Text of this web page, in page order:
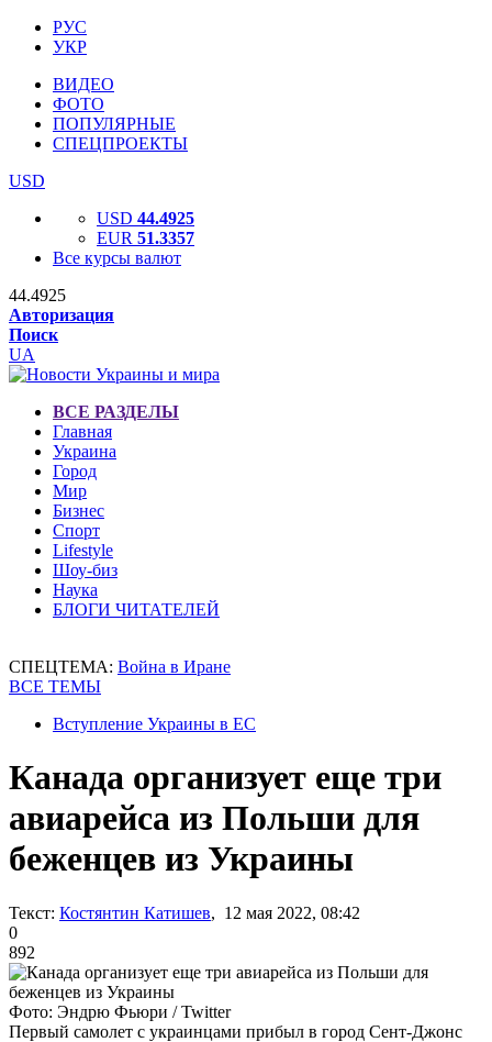
РУС
УКР
ВИДЕО
ФОТО
ПОПУЛЯРНЫЕ
СПЕЦПРОЕКТЫ
USD
USD 44.4925
EUR 51.3357
Все курсы валют
44.4925
Авторизация
Поиск
UA
ВСЕ РАЗДЕЛЫ
Главная
Украина
Город
Мир
Бизнес
Спорт
Lifestyle
Шоу-биз
Наука
БЛОГИ ЧИТАТЕЛЕЙ
СПЕЦТЕМА: Война в Иране
ВСЕ ТЕМЫ
Вступление Украины в ЕС
Канада организует еще три
авиарейса из Польши для
беженцев из Украины
Текст: Костянтин Катишев, 12 мая 2022, 08:42
0
892
Фото: Эндрю Фьюри / Twitter
Первый самолет с украинцами прибыл в город Сент-Джонс